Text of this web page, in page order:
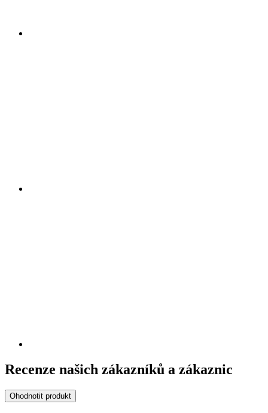
Recenze našich zákazníků a zákaznic
Ohodnotit produkt